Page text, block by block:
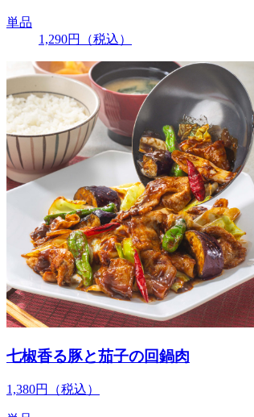
単品
1,290円 （税込）
七椒香る豚と茄子の回鍋肉
1,380円 （税込）